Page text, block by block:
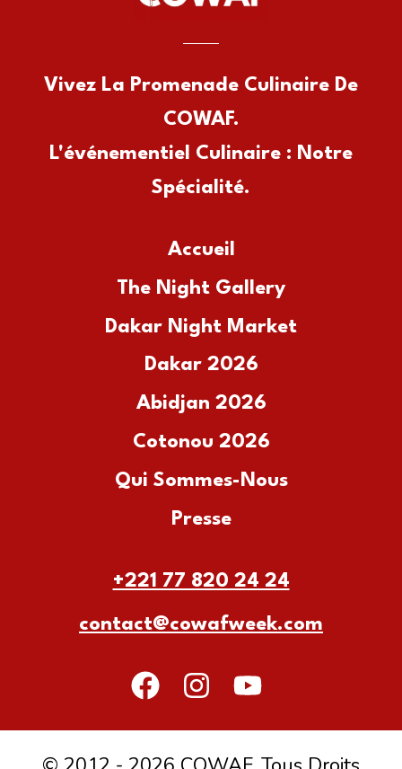
Vivez La Promenade Culinaire De
COWAF.
L'événementiel Culinaire : Notre
Spécialité.
Accueil
The Night Gallery
Dakar Night Market
Dakar 2026
Abidjan 2026
Cotonou 2026
Qui Sommes-Nous
Presse
+221 77 820 24 24
contact@cowafweek.com